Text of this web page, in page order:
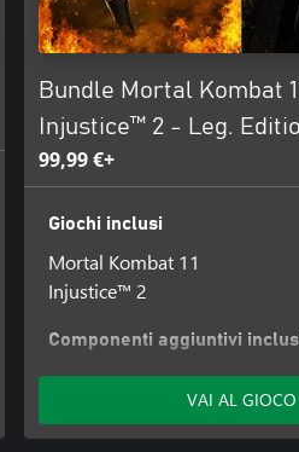
Bundle Mortal Kombat
Injustice™ 2 - Leg.
99,99 €+
Giochi inclusi
Mortal Kombat 11
Injustice™ 2
Componenti aggiuntivi
Mortal Kombat 11: Storia di
Johnny Cage Grazie mille
Pacchetto Skin Estate Torrida
VAI AL GIOCO